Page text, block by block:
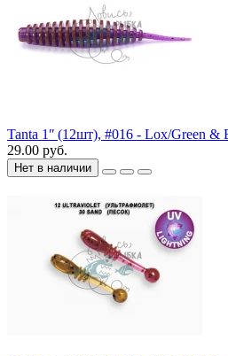
Tanta 1ʺ (12шт), #016 - Lox/Green &
29.00 руб.
Нет в наличии